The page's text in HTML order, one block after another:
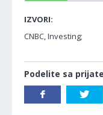
IZVORI:
CNBC, Investing;
Podelite sa